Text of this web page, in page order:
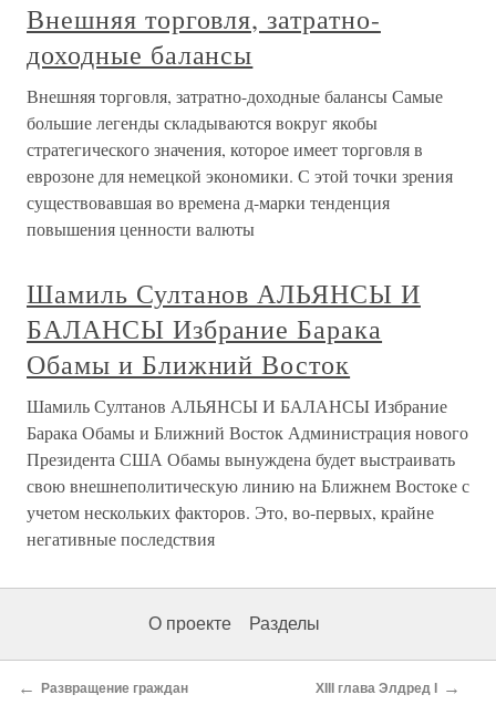
Внешняя торговля, затратно-
доходные балансы
Внешняя торговля, затратно-доходные балансы Самые
большие легенды складываются вокруг якобы
стратегического значения, которое имеет торговля в
еврозоне для немецкой экономики. С этой точки зрения
существовавшая во времена д-марки тенденция
повышения ценности валюты
Шамиль Султанов АЛЬЯНСЫ И
БАЛАНСЫ Избрание Барака
Обамы и Ближний Восток
Шамиль Султанов АЛЬЯНСЫ И БАЛАНСЫ Избрание
Барака Обамы и Ближний Восток Администрация нового
Президента США Обамы вынуждена будет выстраивать
свою внешнеполитическую линию на Ближнем Востоке с
учетом нескольких факторов. Это, во-первых, крайне
негативные последствия
О проекте Разделы
← Развращение граждан XIII глава Элдред I →